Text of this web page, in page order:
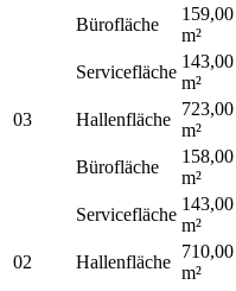
Bürofläche
159,00
m²
Servicefläche
143,00
m²
03 Hallenfläche
723,00
m²
Bürofläche
158,00
m²
Servicefläche
143,00
m²
02 Hallenfläche
710,00
m²